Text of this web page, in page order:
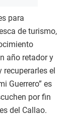
para
de turismo,
año retador y
el
Guerrero” es
por fin
del Callao.